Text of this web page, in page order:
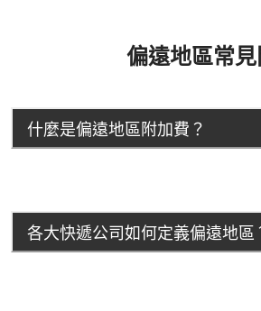
偏遠地區常
什麼是偏遠地區附加費？
各大快遞公司如何定義偏遠地區